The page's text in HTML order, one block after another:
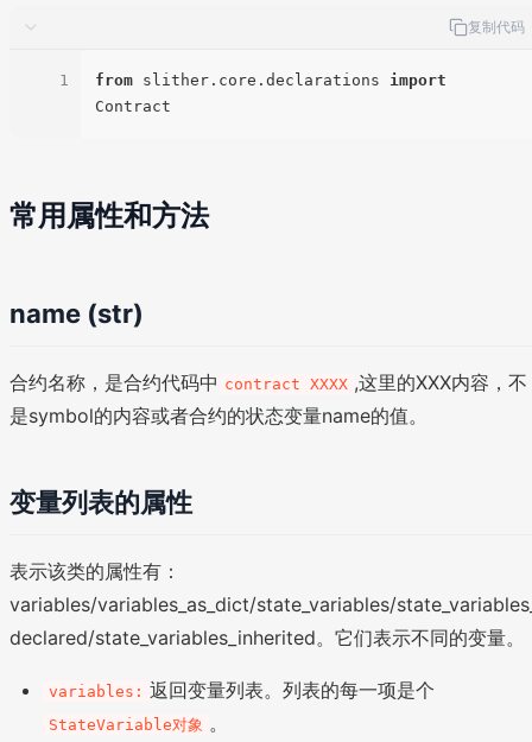
复制代码
1 from slither.core.declarations import
常用属性和方法
name (str)
合约名称，是合约代码中 contract XXXX ,这里的XXX内容，不
是symbol的内容或者合约的状态变量name的值。
变量列表的属性
表示该类的属性有：
variables/variables_as_dict/state_variables/
declared/state_variables_inherited。它们表示不同的变量。
variables: 返回变量列表。列表的每一项是个
StateVariable对象 。